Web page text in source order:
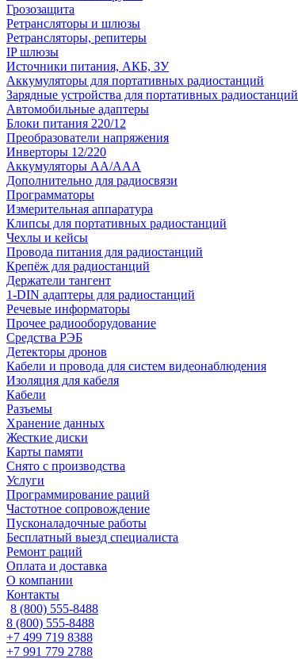
Грозозащита
Ретрансляторы и шлюзы
Ретрансляторы, репитеры
IP шлюзы
Источники питания, АКБ, ЗУ
Аккумуляторы для портативных радиостанций
Зарядные устройства для портативных радиостанций
Автомобильные адаптеры
Блоки питания 220/12
Преобразователи напряжения
Инверторы 12/220
Аккумуляторы АА/ААА
Дополнительно для радиосвязи
Программаторы
Измерительная аппаратура
Клипсы для портативных радиостанций
Чехлы и кейсы
Провода питания для радиостанций
Крепёж для радиостанций
Держатели тангент
1-DIN адаптеры для радиостанций
Речевые информаторы
Прочее радиооборудование
Средства РЭБ
Детекторы дронов
Кабели и провода для систем видеонаблюдения
Изоляция для кабеля
Кабели
Разъемы
Хранение данных
Жесткие диски
Карты памяти
Снято с производства
Услуги
Программирование раций
Частотное сопровождение
Пусконаладочные работы
Бесплатный выезд специалиста
Ремонт раций
Оплата и доставка
О компании
Контакты
8 (800) 555-8488
8 (800) 555-8488
+7 499 719 8388
+7 991 779 2788